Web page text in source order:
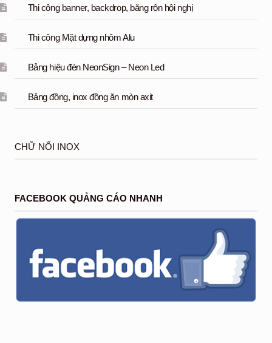
Thi công banner, backdrop, băng rôn hội nghị
Thi công Mặt dựng nhôm Alu
Bảng hiệu đèn NeonSign – Neon Led
Bảng đồng, inox đồng ăn mòn axit
CHỮ NỔI INOX
FACEBOOK QUẢNG CÁO NHANH